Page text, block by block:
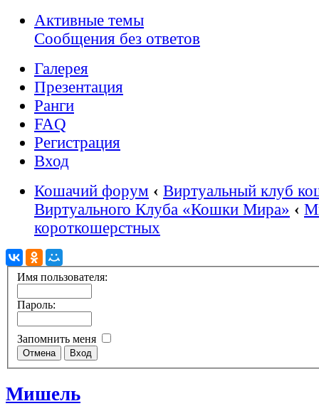
Активные темы
Сообщения без ответов
Галерея
Презентация
Ранги
FAQ
Регистрация
Вход
Кошачий форум ‹ Виртуальный клуб
Виртуального Клуба «Кошки Мира» ‹
короткошерстных
Имя пользователя:
Пароль:
Запомнить меня
Мишель